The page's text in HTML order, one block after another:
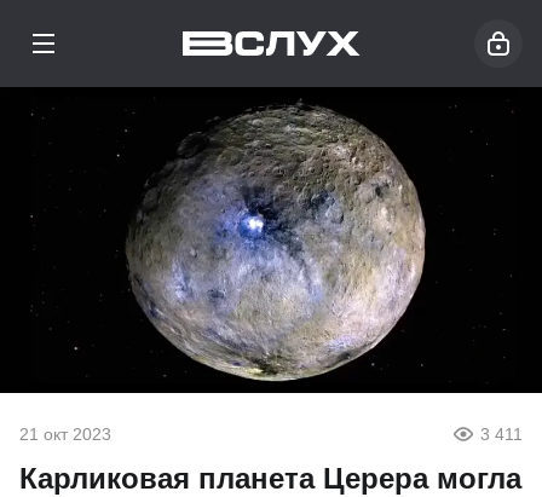
21 окт 2023 3 411
Карликовая планета Церера могла